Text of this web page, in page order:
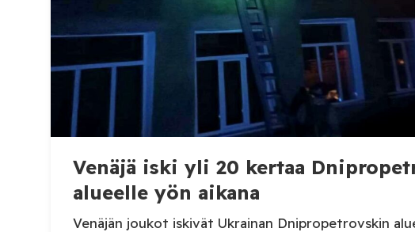
Venäjä iski yli 20 kertaa
alueelle yön aikana
Venäjän joukot iskivät Ukrainan Dnipropetrovskin